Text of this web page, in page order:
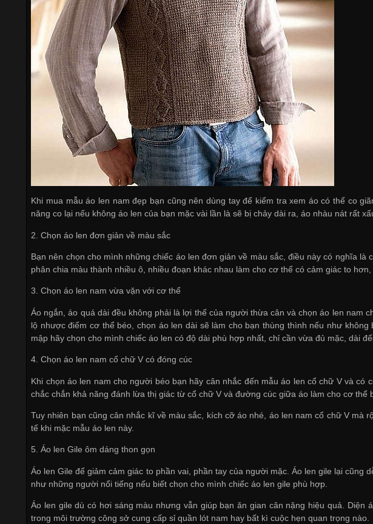
Khi mua mẫu áo len nam đẹp bạn cũng nên dùng tay để kiểm tra xem áo có thể co
năng co lại nếu không áo len của bạn mặc vài lần là sẽ bị chảy dài ra, áo nhàu nát rất
2. Chọn áo len đơn giản về màu sắc
Bạn nên chọn cho mình những chiếc áo len đơn giản về màu sắc, điều này có nghĩa
phân chia màu thành nhiều ô, nhiều đoạn khác nhau làm cho cơ thể có cảm giác to
3. Chọn áo len nam vừa vặn với cơ thể
Áo ngắn, áo quá dài đều không phải là lợi thế của người thừa cân và chọn áo len nam
lộ nhược điểm cơ thể béo, chọn áo len dài sẽ làm cho bạn thùng thình nếu như
mập hãy chọn cho mình chiếc áo len có độ dài phù hợp nhất, chỉ cần vừa đủ mặc, dài
4. Chọn áo len nam cổ chữ V có đóng cúc
Khi chọn áo len nam cho người béo bạn hãy cân nhắc đến mẫu áo len cổ chữ V và
chắc chắn khả năng đánh lừa thị giác từ cổ chữ V và đường cúc giữa áo làm cho cơ thể
Tuy nhiên bạn cũng cân nhắc kĩ về màu sắc, kích cỡ áo nhé, áo len nam cổ chữ V mà
tế khi mặc mẫu áo len này.
5. Áo len Gile ôm dáng thon gọn
Áo len Gile để giảm cảm giác to phần vai, phần tay của người mặc. Áo len gile lại cũng
như những người nổi tiếng nếu biết chọn cho mình chiếc áo len gile phù hợp.
Áo len gile dù có hơi sáng màu nhưng vẫn giúp bạn ăn gian cân nặng hiệu quả.
trong môi trường công sởcung cấp sỉ quần lót nam hay bất kì cuộc hẹn quan trọng nào.